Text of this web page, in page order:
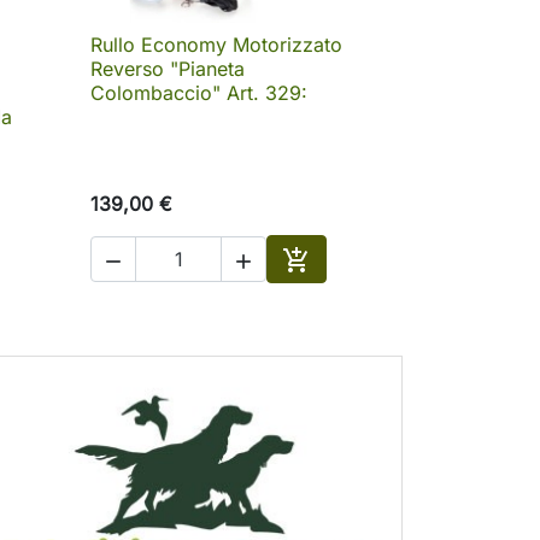
 Anteprima
Rullo Economy Motorizzato
Reverso "Pianeta
Colombaccio" Art. 329:
139,00 €
  
Aggiungi al carrello